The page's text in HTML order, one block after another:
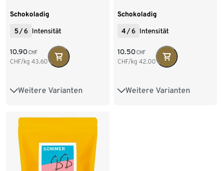
Schokoladig
5 /6 Intensität
10.90CHF
CHF/kg 43.60
Weitere Varianten
250 g Ganze Bohne
Schokoladig
4/6 Intensität
10.50CHF
CHF/kg 42.00
Weitere Varianten
250 g Ganze Bohne